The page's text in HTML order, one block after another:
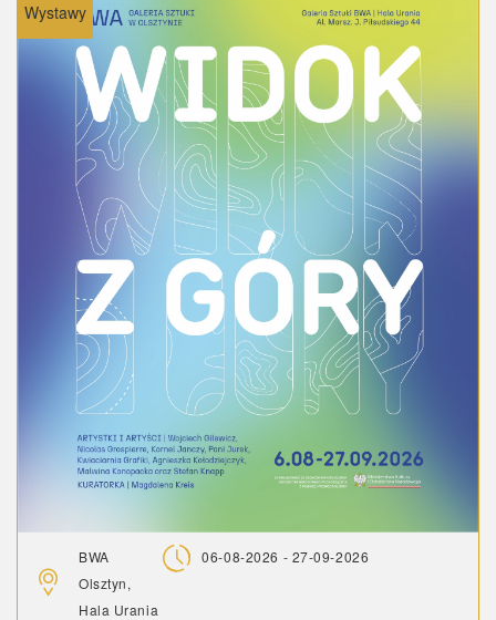
Wystawy
BWA
Olsztyn,
Hala Urania
06-08-2026 - 27-09-2026